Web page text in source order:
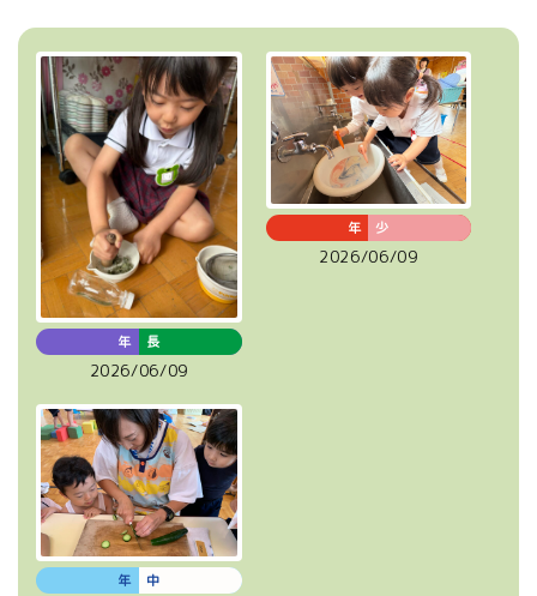
年 長
2026/06/09
年 少
2026/06/09
年 中